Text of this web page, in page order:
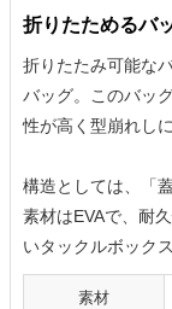
折りたためるバ
折りたたみ可能な
バッグ。このバッ
性が高く型崩れし
構造としては、「
素材はEVAで、耐
いタックルボック
素材